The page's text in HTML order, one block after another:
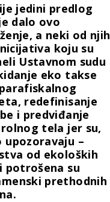
jedini predlog
dalo ovo
a neki od njih
koju su
Ustavnom sudu
eko takse
redefinisanje
i predviđanje
tela jer su,
upozoravaju –
od ekoloških
potrošena su
prethodnih